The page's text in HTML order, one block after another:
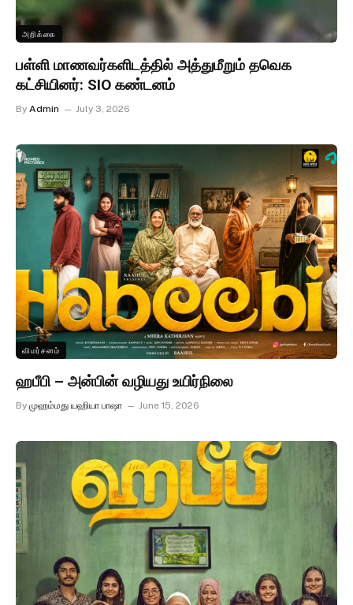
அறிக்கை
பள்ளி மாணவர்களிடத்தில் அத்துமீறும் தவெக
கட்சியினர்: SIO கண்டனம்
By Admin July 3, 2026
விமர்சனம்
ஹபீபி – அன்பின் வழியது உயிர்நிலை
By முஹம்மது யஹியா பாஷா June 15, 2026